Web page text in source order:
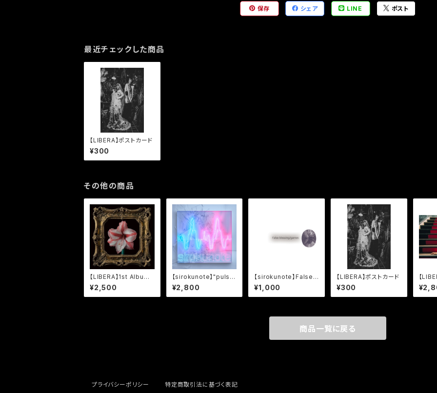
保存 シェア LINE ポスト
最近チェックした商品
【LIBERA】ポストカード
¥300
その他の商品
【LIBERA】1st Album
"アマリリス"
¥2,500
【sirokunote】"puls
e" T-shirts Black
¥2,800
【sirokunote】False
blessing/garnet
¥1,000
【LIBERA】ポストカード
¥300
【
you
Shirt
商品一覧に戻る
プライバシーポリシー 特定商取引法に基づく表記